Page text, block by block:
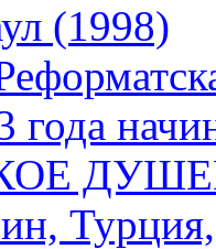
(1998)
года